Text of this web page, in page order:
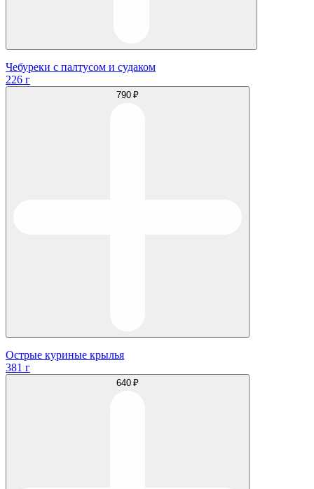
Чебуреки с палтусом и судаком
226 г
790 ₽
Острые куриные крылья
381 г
640 ₽